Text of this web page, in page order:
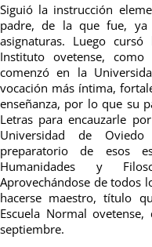
Siguió la instrucción
padre, de la que fue, ya
asignaturas. Luego
Instituto ovetense,
comenzó en la
vocación más íntima,
enseñanza, por lo que su
Letras para encauzarle
Universidad de
preparatorio de esos
Humanidades y
Aprovechándose de todos
hacerse maestro, título
Escuela Normal
septiembre.